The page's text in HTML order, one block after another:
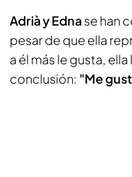
Adrià y Ednase han
pesar de que ella
a él más le gusta,
conclusión: "Me